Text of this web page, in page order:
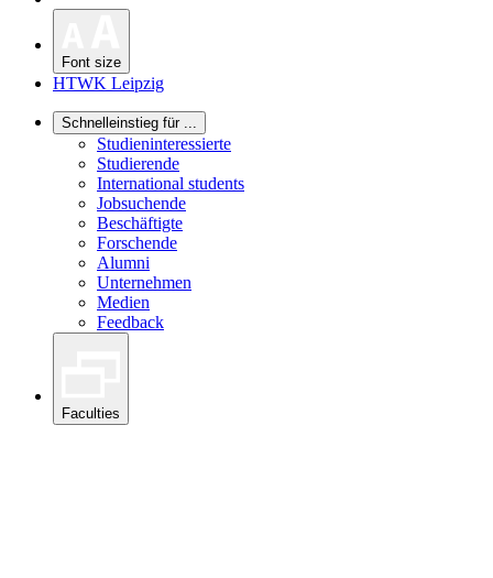
Font size
HTWK Leipzig
Schnelleinstieg für ...
Studieninteressierte
Studierende
International students
Jobsuchende
Beschäftigte
Forschende
Alumni
Unternehmen
Medien
Feedback
Faculties